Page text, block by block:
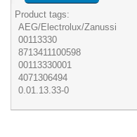
Product tags:
AEG/Electrolux/Zanussi
00113330
8713411100598
00113330001
4071306494
0.01.13.33-0